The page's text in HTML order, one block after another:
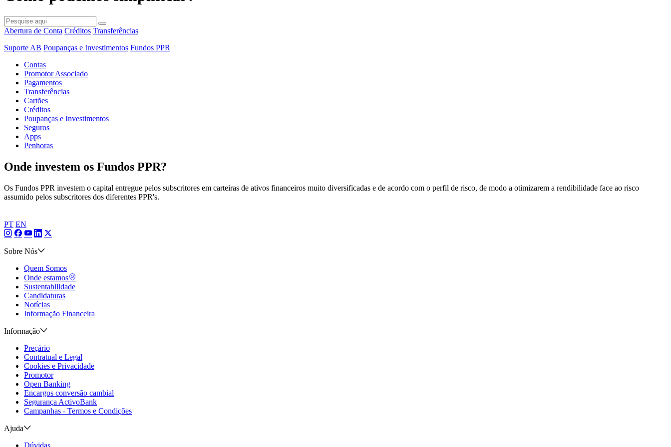
Abertura de Conta Créditos Transferências
Suporte AB Poupanças e Investimentos Fundos PPR
Contas
Promotor Associado
Pagamentos
Transferências
Cartões
Créditos
Poupanças e Investimentos
Seguros
Apps
Penhoras
Onde investem os Fundos PPR?
Os Fundos PPR investem o capital entregue pelos subscritores em carteiras de ativos financeiros muito diversificadas e de acordo com o perfil de risco, de modo a otimizarem a rendibilidade face ao risco
assumido pelos subscritores dos diferentes PPR's.
PT EN
Sobre Nós
Quem Somos
Onde estamos
Sustentabilidade
Candidaturas
Notícias
Informação Financeira
Informação
Preçário
Contratual e Legal
Cookies e Privacidade
Promotor
Open Banking
Encargos conversão cambial
Segurança ActivoBank
Campanhas - Termos e Condições
Ajuda
Dúvidas